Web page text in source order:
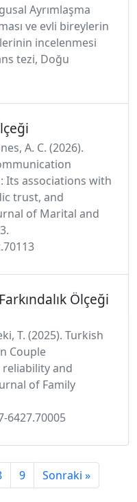
Ayrımlaşma
ve evli bireylerin
incelenmesi
tezi, Doğu
A. C. (2026).
Its associations with
trust, and
of Marital and
Ölçeği
T. (2025). Turkish
Couple
reliability and
of Family
6427.70005
9 Sonraki »